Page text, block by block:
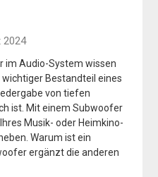
2024
im Audio-System wissen
Bestandteil eines
von tiefen
ist. Mit einem Subwoofer
Musik- oder Heimkino-
Warum ist ein
ergänzt die anderen